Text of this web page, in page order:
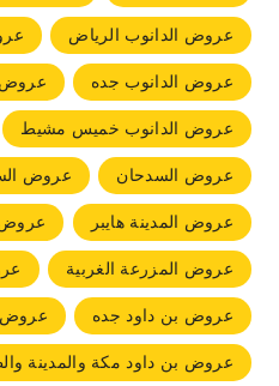
عروض الدانوب الرياض
عروض الدانوب جده
عروض
عروض الدانوب خميس مشيط
عروض السدحان
عروض
عروض المدينة هايبر
عروض
عروض المزرعة الغربية
عروض بن داود جده
عروض
عروض بن داود مكة والمدينة